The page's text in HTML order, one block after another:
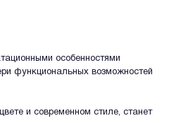
особенностями
функциональных возможностей
и современном стиле, станет